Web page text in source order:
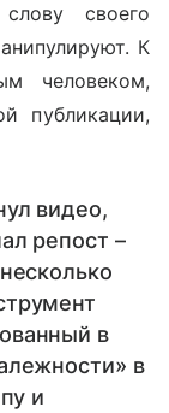
своего
К
человеком,
публикации,
видео,
репост –
в
в
и